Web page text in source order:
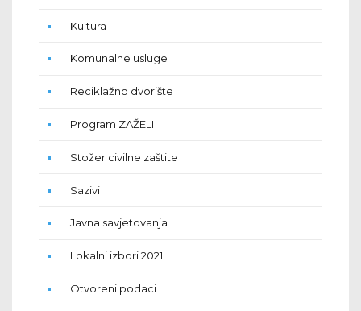
Kultura
Komunalne usluge
Reciklažno dvorište
Program ZAŽELI
Stožer civilne zaštite
Sazivi
Javna savjetovanja
Lokalni izbori 2021
Otvoreni podaci